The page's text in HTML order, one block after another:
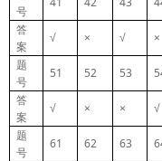
号
答
案
√ × √ ×
题
号
51 52 53
答
案
√ × × √
题
号
61 62 63